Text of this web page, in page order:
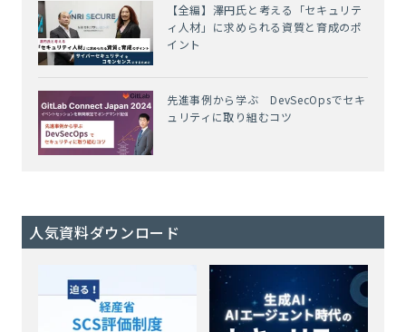
【全編】澤円氏と考える「セキュリテ
ィ人材」に求められる資質と育成のポ
イント
先進事例から学ぶ DevSecOpsでセキ
ュリティに取り組むコツ
人気資料ダウンロード